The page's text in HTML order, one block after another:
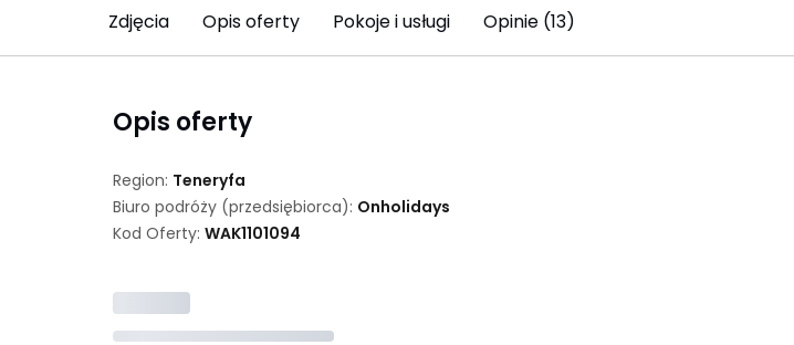
Zdjęcia Opis oferty Pokoje i usługi Opinie (13)
Opis oferty
Region: Teneryfa
Biuro podróży (przedsiębiorca): Onholidays
Kod Oferty: WAK1101094